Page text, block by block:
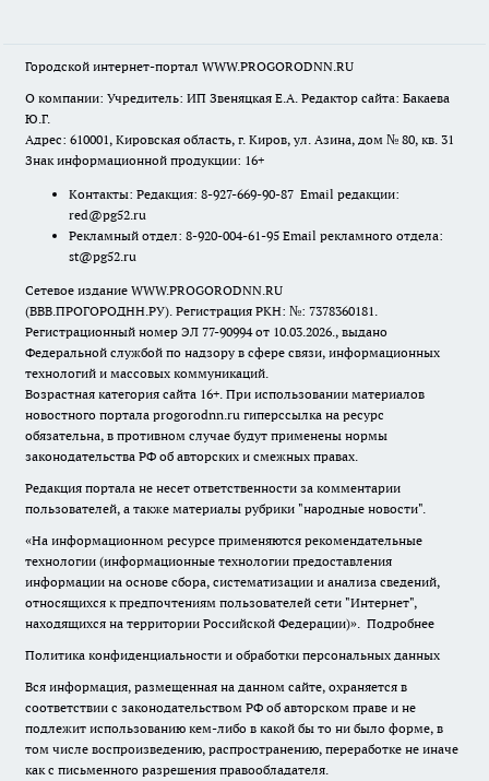
Городской интернет-портал WWW.PROGORODNN.RU
О компании: Учредитель: ИП Звеняцкая Е.А. Редактор сайта: Бакаева
Ю.Г.
Адрес: 610001, Кировская область, г. Киров, ул. Азина, дом № 80, кв. 31
Знак информационной продукции: 16+
Контакты: Редакция: 8-927-669-90-87 Email редакции:
red@pg52.ru
Рекламный отдел: 8-920-004-61-95 Email рекламного отдела:
st@pg52.ru
Сетевое издание WWW.PROGORODNN.RU
(ВВВ.ПРОГОРОДНН.РУ). Регистрация РКН: №: 7378360181.
Регистрационный номер ЭЛ 77-90994 от 10.03.2026., выдано
Федеральной службой по надзору в сфере связи, информационных
технологий и массовых коммуникаций.
Возрастная категория сайта 16+. При использовании материалов
новостного портала progorodnn.ru гиперссылка на ресурс
обязательна, в противном случае будут применены нормы
законодательства РФ об авторских и смежных правах.
Редакция портала не несет ответственности за комментарии
пользователей, а также материалы рубрики "народные новости".
«На информационном ресурсе применяются рекомендательные
технологии (информационные технологии предоставления
информации на основе сбора, систематизации и анализа сведений,
относящихся к предпочтениям пользователей сети "Интернет",
находящихся на территории Российской Федерации)». Подробнее
Политика конфиденциальности и обработки персональных данных
Вся информация, размещенная на данном сайте, охраняется в
соответствии с законодательством РФ об авторском праве и не
подлежит использованию кем-либо в какой бы то ни было форме, в
том числе воспроизведению, распространению, переработке не иначе
как с письменного разрешения правообладателя.